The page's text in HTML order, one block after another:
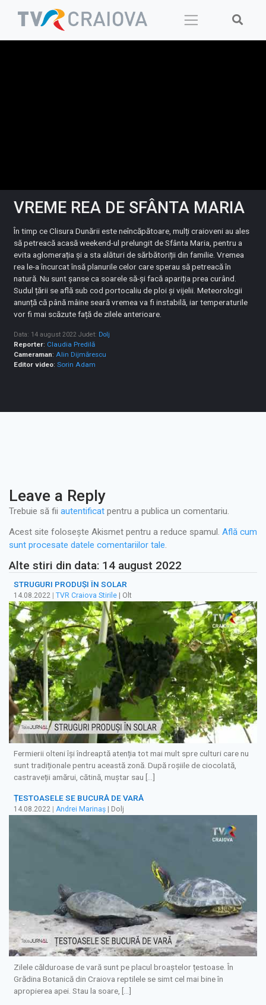
VREME REA DE SFÂNTA MARIA
În timp ce Clisura Dunării este neîncăpătoare, mulți craioveni au ales
să petreacă acasă weekend-ul prelungit de Sfânta Maria, pentru a
evita aglomerația și a sta alături de sărbătoriții din familie. Vremea
rea le-a încurcat însă planurile celor care sperau să petreacă în
natură. Nu sunt șanse ca soarele să-și facă apariția prea curând.
Sudul țării se află sub cod portocaliu de ploi și vijelii. Meteorologii
anunță că până mâine seară vremea va fi instabilă, iar temperaturile
vor fi mai scăzute față de zilele anterioare.
Data: 14 august 2022 Judet: Dolj
Reporter: Claudia Predilă
Cameraman:Alin Dijmărescu
Editor video:Sorin Adam
Leave a Reply
Trebuie să fii autentificat pentru a publica un comentariu.
Acest site folosește Akismet pentru a reduce spamul. Află cum
sunt procesate datele comentariilor tale.
Alte stiri din data: 14 august 2022
STRUGURI PRODUȘI ÎN SOLAR
14.08.2022 TVR Craiova Stirile | Olt
Fermierii olteni își îndreaptă atenția tot mai mult spre culturi care nu
sunt tradiționale pentru această zonă. După roșiile de ciocolată,
castraveții amărui, cătină, muștar sau […]
ȚESTOASELE SE BUCURĂ DE VARĂ
14.08.2022 | Andrei Marinaș | Dolj
Zilele călduroase de vară sunt pe placul broaștelor țestoase. În
Grădina Botanică din Craiova reptilele se simt cel mai bine în
apropierea apei. Stau la soare, […]